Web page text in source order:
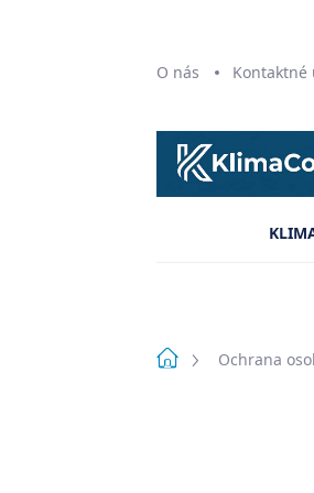
O nás Kontaktné
DomovOchrana